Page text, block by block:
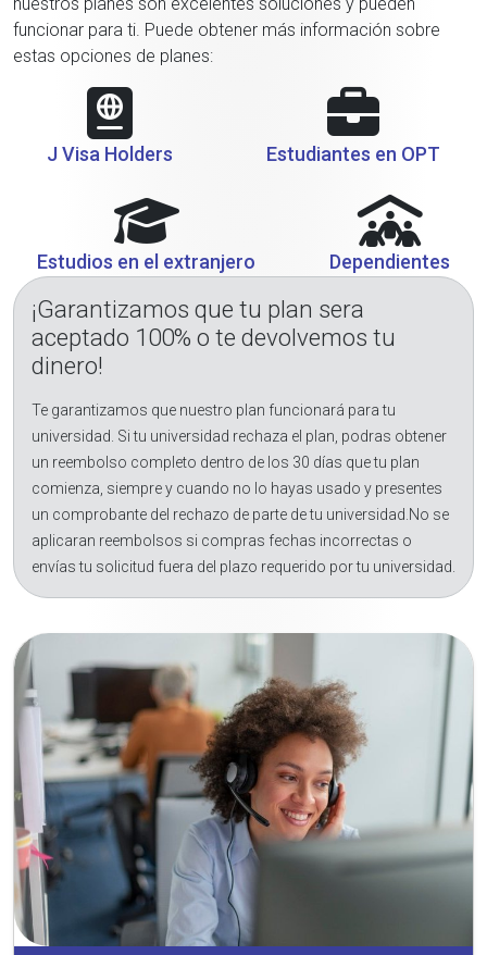
funcionar para ti. Puede obtener más información sobre
estas opciones de planes:
J Visa Holders Estudiantes en OPT
Estudios en el extranjero Dependientes
¡Garantizamos que tu plan sera
aceptado 100% o te devolvemos tu
dinero!
Te garantizamos que nuestro plan funcionará para tu
universidad. Si tu universidad rechaza el plan, podras obtener
un reembolso completo dentro de los 30 días que tu plan
comienza, siempre y cuando no lo hayas usado y presentes
un comprobante del rechazo de parte de tu universidad.No se
aplicaran reembolsos si compras fechas incorrectas o
envías tu solicitud fuera del plazo requerido por tu universidad.